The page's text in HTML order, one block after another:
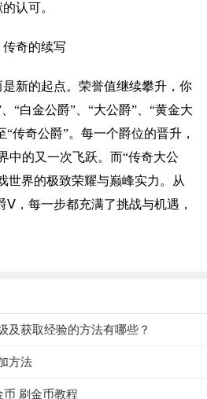
认可。
奇的续写
新的起点。荣誉值继续攀升，你
“白金公爵”、“大公爵”、“黄金大
“传奇公爵”。每一个爵位的晋升，
中的又一次飞跃。而“传奇大公
世界的极致荣耀与巅峰实力。从
Ⅴ，每一步都充满了挑战与机遇，
及获取经验的方法有哪些？
方法
刷金币教程